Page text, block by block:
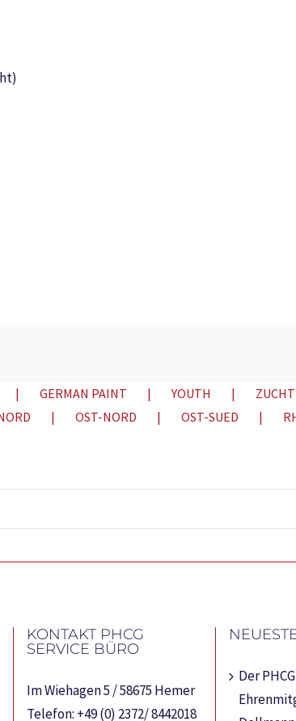
GERMAN PAINT YOUTH
ZUCHT
OST-NORD OST-SUED
KONTAKT PHCG
SERVICE BÜRO
Im Wiehagen 5 / 58675 Hemer
Telefon: +49 (0) 2372/ 8442018
Der